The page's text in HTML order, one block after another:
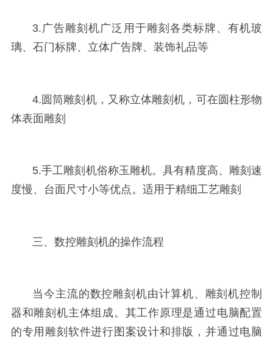
3.广告雕刻机广泛用于雕刻各类标牌、有机玻
璃、石门标牌、立体广告牌、装饰礼品等
4.圆筒雕刻机，又称立体雕刻机，可在圆柱形物
体表面雕刻
5.手工雕刻机俗称玉雕机。具有精度高、雕刻速
度慢、台面尺寸小等优点。适用于精细工艺雕刻
三、数控雕刻机的操作流程
当今主流的数控雕刻机由计算机、雕刻机控制
器和雕刻机主体组成。其工作原理是通过电脑配置
的专用雕刻软件进行图案设计和排版，并通过电脑